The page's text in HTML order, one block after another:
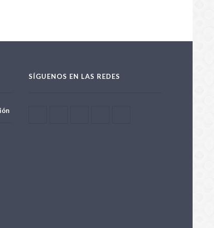
SÍGUENOS EN LAS REDES